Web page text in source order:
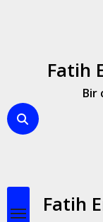
Fatih
Bir
Fatih